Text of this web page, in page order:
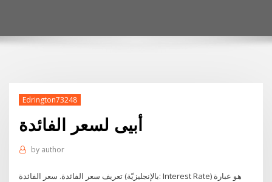
Edrington73248
أبيى لسعر الفائدة
by author
تعريف سعر الفائدة. سعر الفائدة (بالإنجليزيّة: Interest Rate) هو عبارة